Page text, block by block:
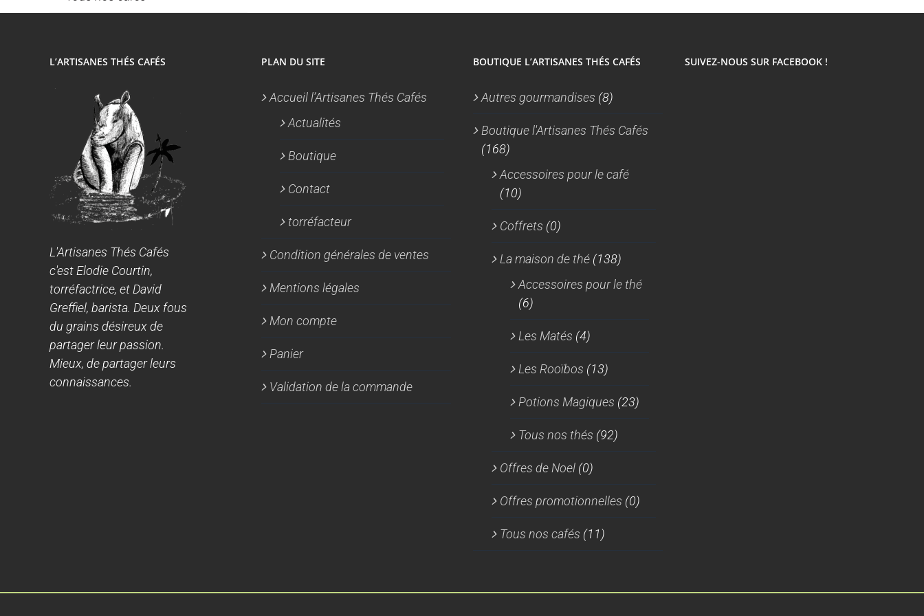
L’ARTISANES THÉS CAFÉS
L'Artisanes Thés Cafés
c'est Elodie Courtin,
torréfactrice, et David
Greffiel, barista. Deux fous
du grains désireux de
partager leur passion.
Mieux, de partager leurs
connaissances.
PLAN DU SITE
Accueil l’Artisanes Thés Cafés
Actualités
Boutique
Contact
torréfacteur
Condition générales de ventes
Mentions légales
Mon compte
Panier
Validation de la commande
BOUTIQUE L’ARTISANES THÉS CAFÉS
Autres gourmandises (8)
Boutique l'Artisanes Thés Cafés
(168)
Accessoires pour le café
(10)
Coffrets (0)
La maison de thé (138)
Accessoires pour le thé
(6)
Les Matés (4)
Les Rooïbos (13)
Potions Magiques (23)
Tous nos thés (92)
Offres de Noel (0)
Offres promotionnelles (0)
Tous nos cafés (11)
SUIVEZ-NOUS SUR FACEBOOK !